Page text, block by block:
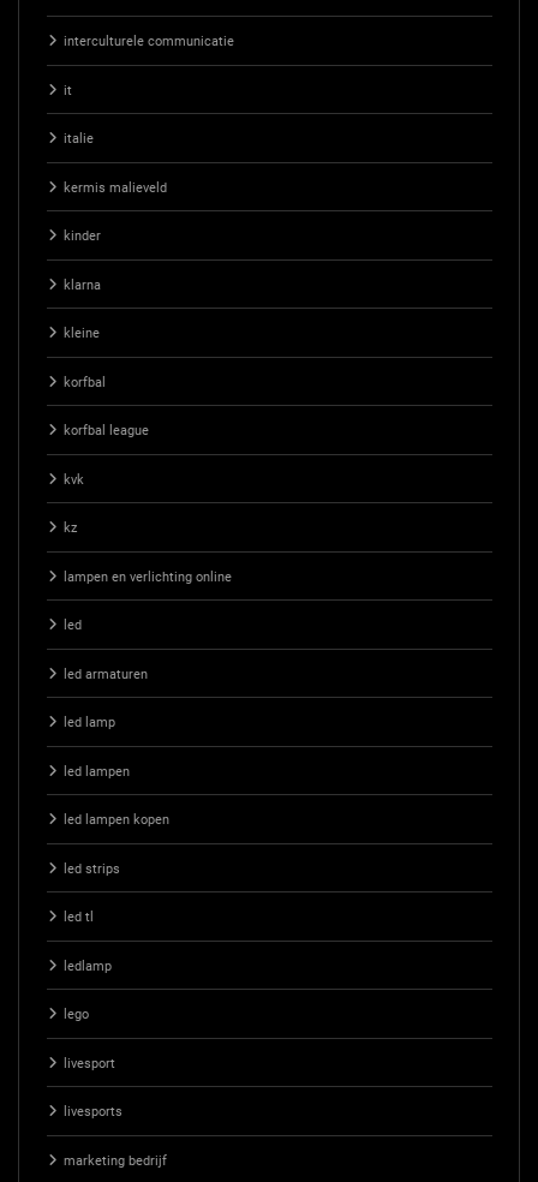
interculturele communicatie
it
italie
kermis malieveld
kinder
klarna
kleine
korfbal
korfbal league
kvk
kz
lampen en verlichting online
led
led armaturen
led lamp
led lampen
led lampen kopen
led strips
led tl
ledlamp
lego
livesport
livesports
marketing bedrijf